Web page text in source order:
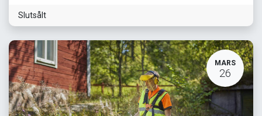
Slutsålt
MARS
26